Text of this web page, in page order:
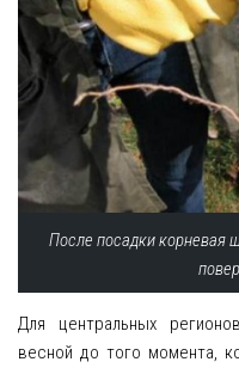
После посадки корневая
Для центральных
весной до того момента,